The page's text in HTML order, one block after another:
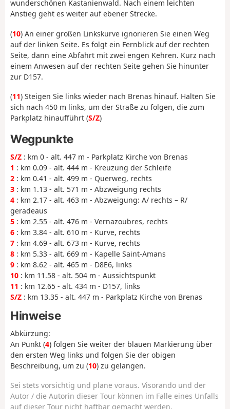
wunderschönen Kastanienwald. Nach einem leichten
Anstieg geht es weiter auf ebener Strecke.
(10) An einer großen Linkskurve ignorieren Sie einen Weg
auf der linken Seite. Es folgt ein Fernblick auf der rechten
Seite, dann eine Abfahrt mit zwei engen Kehren. Kurz nach
einem Anwesen auf der rechten Seite gehen Sie hinunter
zur D157.
(11) Steigen Sie links wieder nach Brenas hinauf. Halten Sie
sich nach 450 m links, um der Straße zu folgen, die zum
Parkplatz hinaufführt (S/Z)
Wegpunkte
S/Z : km 0 - alt. 447 m - Parkplatz Kirche von Brenas
1 : km 0.09 - alt. 444 m - Kreuzung der Schleife
2 : km 0.41 - alt. 499 m - Querweg, rechts
3 : km 1.13 - alt. 571 m - Abzweigung rechts
4 : km 2.17 - alt. 463 m - Abzweigung: A/ rechts – R/
geradeaus
5 : km 2.55 - alt. 476 m - Vernazoubres, rechts
6 : km 3.84 - alt. 610 m - Kurve, rechts
7 : km 4.69 - alt. 673 m - Kurve, rechts
8 : km 5.33 - alt. 669 m - Kapelle Saint-Amans
9 : km 8.62 - alt. 465 m - D8E6, links
10 : km 11.58 - alt. 504 m - Aussichtspunkt
11 : km 12.65 - alt. 434 m - D157, links
S/Z : km 13.35 - alt. 447 m - Parkplatz Kirche von Brenas
Hinweise
Abkürzung:
An Punkt (4) folgen Sie weiter der blauen Markierung über
den ersten Weg links und folgen Sie der obigen
Beschreibung, um zu (10) zu gelangen.
Sei stets vorsichtig und plane voraus. Visorando und der
Autor / die Autorin dieser Tour können im Falle eines Unfalls
auf dieser Tour nicht haftbar gemacht werden.